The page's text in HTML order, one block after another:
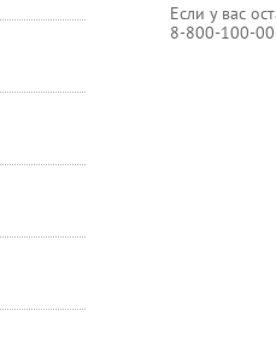
Если у вас
8-800-100-